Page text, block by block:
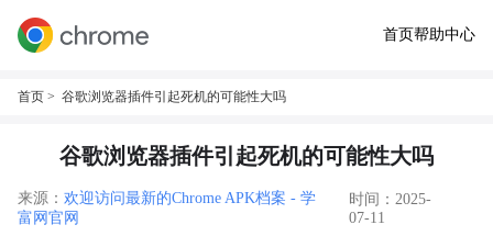
首页帮助中心
首页 > 谷歌浏览器插件引起死机的可能性大吗
谷歌浏览器插件引起死机的可能性大吗
来源： 欢迎访问最新的Chrome APK档案 - 学
富网官网
时间：2025-
07-11